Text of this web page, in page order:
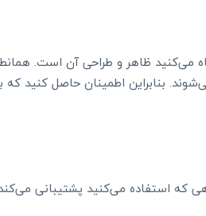
می‌کنید ظاهر و طراحی آن است.
بنابراین اطمینان حاصل کنید که
که استفاده می‌کنید پشتیبانی